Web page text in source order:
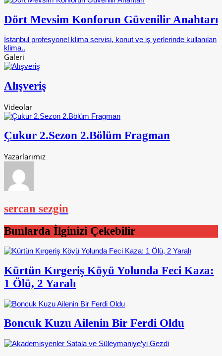
Dört Mevsim Konforun Güvenilir Anahtarı
İstanbul profesyonel klima servisi, konut ve iş yerlerinde kullanılan
klima..
Galeri
Alışveriş
Videolar
Çukur 2.Sezon 2.Bölüm Fragman
Yazarlarımız
sercan sezgin
Bunlarda İlginizi Çekebilir
Kürtün Kırgeriş Köyü Yolunda Feci Kaza:
1 Ölü, 2 Yaralı
Boncuk Kuzu Ailenin Bir Ferdi Oldu